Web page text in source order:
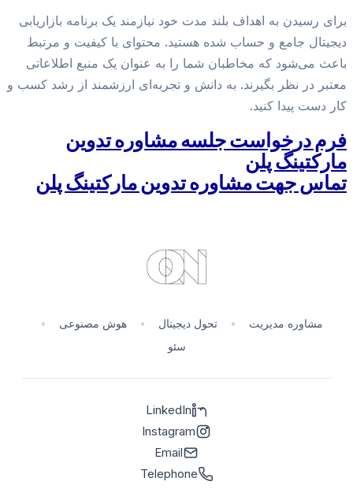
برای رسیدن به اهداف بلند مدت خود نیازمند یک برنامه بازاریابی
دیجیتال جامع و حساب شده هستید. محتوای با کیفیت و مرتبط
باعث می‌شود که مخاطبان شما را به عنوان یک منبع اطلاعاتی
معتبر در نظر بگیرند. به دانش و تجربه‌ای ارزشمند از رشد کسب و
کار دست پیدا کنید.
فرم درخواست جلسه مشاوره تدوین
مارکتینگ پلن
تماس جهت مشاوره تدوین مارکتینگ پلن
مشاوره مدیریت • تحول دیجیتال • هوش مصنوعی
•
سئو
LinkedIn
Instagram
Email
Telephone